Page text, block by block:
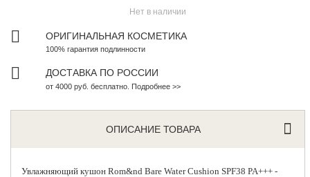
Нет в наличии
ОРИГИНАЛЬНАЯ КОСМЕТИКА
100% гарантия подлинности
ДОСТАВКА ПО РОССИИ
от 4000 руб. бесплатно. Подробнее >>
ОПИСАНИЕ ТОВАРА
Увлажняющий кушонRom&nd Bare Water Cushion SPF38 PA+++ -